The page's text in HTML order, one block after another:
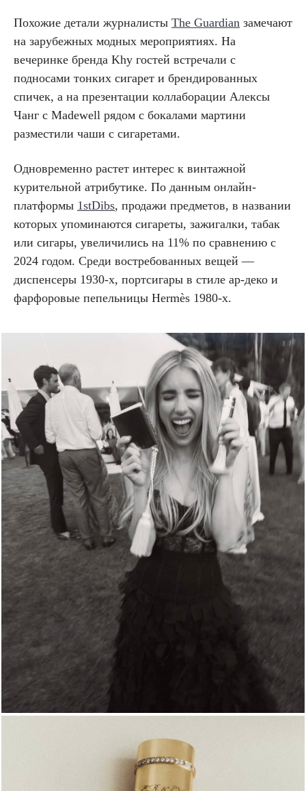
Похожие детали журналисты The Guardian замечают
на зарубежных модных мероприятиях. На
вечеринке бренда Khy гостей встречали с
подносами тонких сигарет и брендированных
спичек, а на презентации коллаборации Алексы
Чанг с Madewell рядом с бокалами мартини
разместили чаши с сигаретами.
Одновременно растет интерес к винтажной
курительной атрибутике. По данным онлайн-
платформы 1stDibs, продажи предметов, в названии
которых упоминаются сигареты, зажигалки, табак
или сигары, увеличились на 11% по сравнению с
2024 годом. Среди востребованных вещей —
диспенсеры 1930-х, портсигары в стиле ар-деко и
фарфоровые пепельницы Hermès 1980-х.